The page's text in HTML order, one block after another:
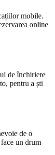
mobile.
online
de închiriere
pentru a ști
de o
un drum